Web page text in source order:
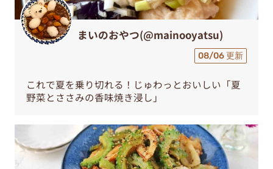
まいのおやつ(@mainooyatsu)
08/06 更新
これで夏を乗り切れる！じゅわっとおいしい「夏
野菜とささみの香味焼き浸し」